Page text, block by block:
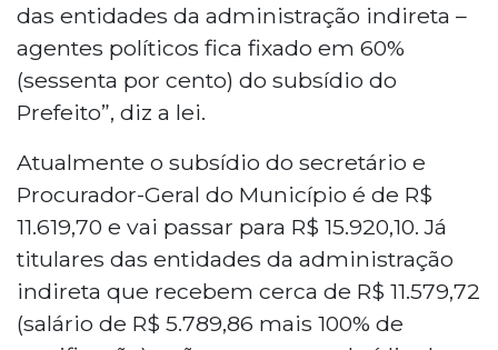
das entidades da administração indireta –
agentes políticos fica fixado em 60%
(sessenta por cento) do subsídio do
Prefeito”, diz a lei.
Atualmente o subsídio do secretário e
Procurador-Geral do Município é de R$
11.619,70 e vai passar para R$ 15.920,10. Já
titulares das entidades da administração
indireta que recebem cerca de R$ 11.579,72
(salário de R$ 5.789,86 mais 100% de